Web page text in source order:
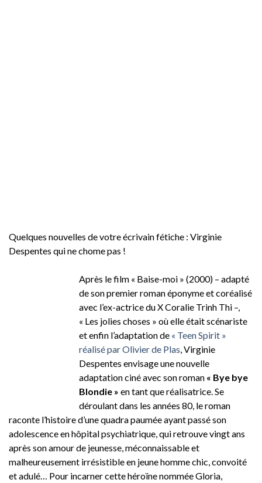
Quelques nouvelles de votre écrivain fétiche : Virginie
Despentes qui ne chome pas !
Après le film « Baise-moi » (2000) – adapté
de son premier roman éponyme et coréalisé
avec l’ex-actrice du X Coralie Trinh Thi –,
« Les jolies choses » où elle était scénariste
et enfin l’adaptation de « Teen Spirit »
réalisé par Olivier de Plas , Virginie
Despentes envisage une nouvelle
adaptation ciné avec son roman « Bye bye
Blondie » en tant que réalisatrice. Se
déroulant dans les années 80, le roman
raconte l’histoire d’une quadra paumée ayant passé son
adolescence en hôpital psychiatrique, qui retrouve vingt ans
après son amour de jeunesse, méconnaissable et
malheureusement irrésistible en jeune homme chic, convoité
et adulé… Pour incarner cette héroïne nommée Gloria,